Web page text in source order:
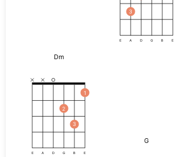
3
E A D G B E
Dm
2
3
1
E A D G B E
G